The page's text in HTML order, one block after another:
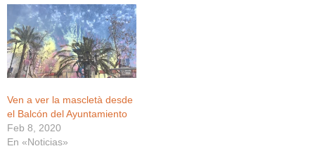
Ven a ver la mascletà desde
el Balcón del Ayuntamiento
Feb 8, 2020
En «Noticias»